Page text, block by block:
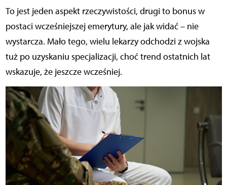
To jest jeden aspekt rzeczywistości, drugi to bonus w
postaci wcześniejszej emerytury, ale jak widać – nie
wystarcza. Mało tego, wielu lekarzy odchodzi z wojska
tuż po uzyskaniu specjalizacji, choć trend ostatnich lat
wskazuje, że jeszcze wcześniej.